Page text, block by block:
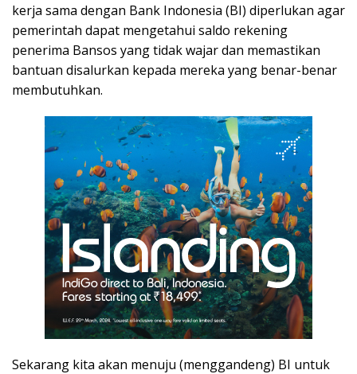
kerja sama dengan Bank Indonesia (BI) diperlukan agar
pemerintah dapat mengetahui saldo rekening
penerima Bansos yang tidak wajar dan memastikan
bantuan disalurkan kepada mereka yang benar-benar
membutuhkan.
Sekarang kita akan menuju (menggandeng) BI untuk